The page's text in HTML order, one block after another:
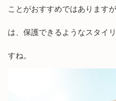
ことがおすすめではあります
は、保護できるようなスタイ
すね。